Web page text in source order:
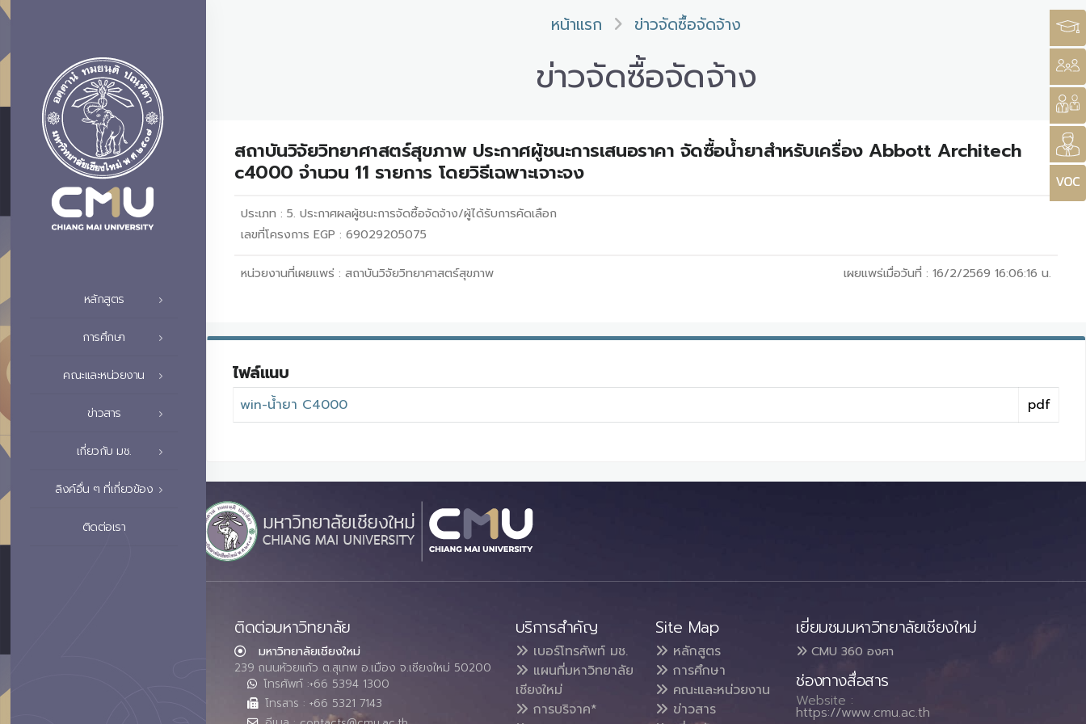
หลักสูตร
การศึกษา
คณะและหน่วยงาน
ข่าวสาร
เกี่ยวกับ มช.
ลิงค์อื่น ๆ ที่เกี่ยวข้อง
ติดต่อเรา
หน้าแรก ข่าวจัดซื้อจัดจ้าง
ข่าวจัดซื้อจัดจ้าง
สถาบันวิจัยวิทยาศาสตร์สุขภาพ ประกาศผู้ชนะการเสนอราคา จัดซื้อน้ำยาสำหรับเครื่อง Abbott Architech
c4000 จำนวน 11 รายการ โดยวิธีเฉพาะเจาะจง
ประเภท : 5. ประกาศผลผู้ชนะการจัดซื้อจัดจ้าง/ผู้ได้รับการคัดเลือก
เลขที่โครงการ EGP : 69029205075
หน่วยงานที่เผยแพร่ : สถาบันวิจัยวิทยาศาสตร์สุขภาพ เผยแพร่เมื่อวันที่ : 16/2/2569 16:06:16 น.
ไฟล์แนบ
win-น้ำยา C4000 pdf
ติดต่อมหาวิทยาลัย
มหาวิทยาลัยเชียงใหม่
239 ถนนห้วยแก้ว ต.สุเทพ อ.เมือง จ.เชียงใหม่ 50200
โทรศัพท์ :+66 5394 1300
โทรสาร : +66 5321 7143
บริการสำคัญ
เบอร์โทรศัพท์ มช.
แผนที่มหาวิทยาลัย
เชียงใหม่
การบริจาค*
Site Map
หลักสูตร
การศึกษา
คณะและหน่วยงาน
ข่าวสาร
เยี่ยมชมมหาวิทยาลัยเชียงใหม่
CMU 360 องศา
ช่องทางสื่อสาร
Website :
https://www.cmu.ac.th